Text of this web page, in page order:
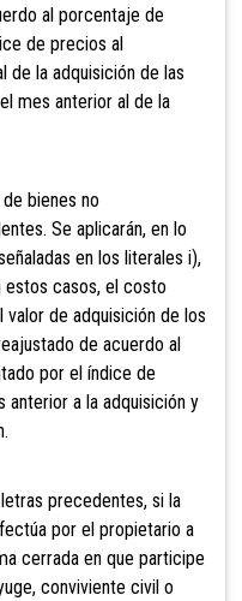
al porcentaje de
de precios al
de la adquisición de las
mes anterior al de la
bienes no
Se aplicarán, en lo
en los literales i),
estos casos, el costo
de adquisición de los
de acuerdo al
por el índice de
a la adquisición y
precedentes, si la
por el propietario a
cerrada en que participe
conviviente civil o